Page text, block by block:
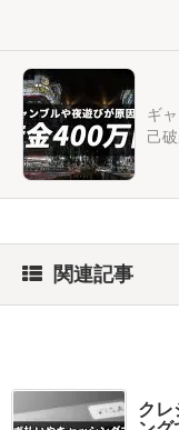
ギ
己
関連記事
クレ